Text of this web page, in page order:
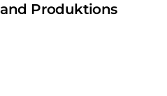
Produktions